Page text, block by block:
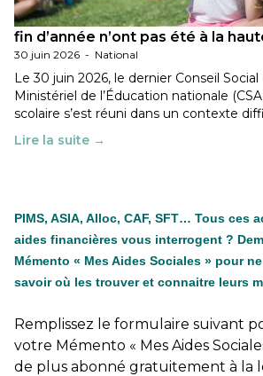
Les décisions ministérielles
fin d’année n’ont pas été à la
30 juin 2026 - National
Le 30 juin 2026, le dernier Conseil Social
Ministériel de l’Éducation nationale
scolaire s’est réuni dans un contexte
Lire la suite →
PIMS, ASIA, Alloc, CAF, SFT… Tous ces
aides financières vous interrogent ?
Mémento « Mes Aides Sociales » pour
savoir où les trouver et connaitre leurs
Remplissez le formulaire suivant
votre Mémento « Mes Aides
de plus abonné gratuitement à la